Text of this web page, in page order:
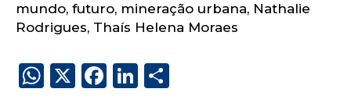
mundo, futuro, mineração urbana, Nathalie
Rodrigues, Thaís Helena Moraes
W X
F
Li